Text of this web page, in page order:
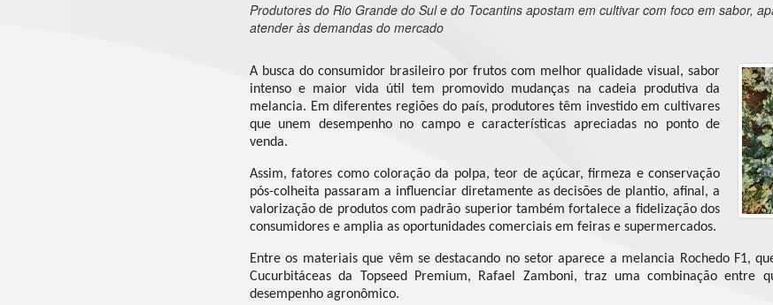
Produtores do Rio Grande do Sul e do Tocantins apostam em cultivar com foco em sabor,
atender às demandas do mercado
A busca do consumidor brasileiro por frutos com melhor qualidade visual, sabor
intenso e maior vida útil tem promovido mudanças na cadeia produtiva da
melancia. Em diferentes regiões do país, produtores têm investido em cultivares
que unem desempenho no campo e características apreciadas no ponto de
venda.
Assim, fatores como coloração da polpa, teor de açúcar, firmeza e conservação
pós-colheita passaram a influenciar diretamente as decisões de plantio, afinal, a
valorização de produtos com padrão superior também fortalece a fidelização dos
consumidores e amplia as oportunidades comerciais em feiras e supermercados.
Entre os materiais que vêm se destacando no setor aparece a melancia Rochedo F1,
Cucurbitáceas da Topseed Premium, Rafael Zamboni, traz uma combinação entre
desempenho agronômico.